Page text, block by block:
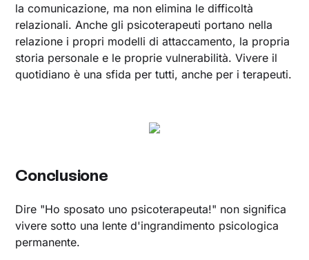
la comunicazione, ma non elimina le difficoltà
relazionali. Anche gli psicoterapeuti portano nella
relazione i propri modelli di attaccamento, la propria
storia personale e le proprie vulnerabilità. Vivere il
quotidiano è una sfida per tutti, anche per i terapeuti.
Conclusione
Dire "Ho sposato uno psicoterapeuta!" non significa
vivere sotto una lente d'ingrandimento psicologica
permanente.